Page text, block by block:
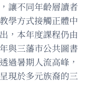
讓不同年齡層讀者
學方式接觸正體中
，本年度課程仍由
與三藩市公共圖書
過暑期人流高峰，
現於多元族裔的三